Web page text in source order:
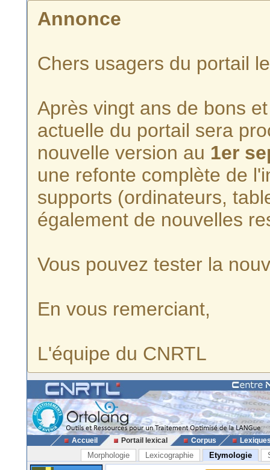
Annonce
Chers usagers du portail
Après vingt ans de bons
actuelle du portail sera
nouvelle version au 1er
une refonte complète de
supports (ordinateurs,
également de nouvelles
Vous pouvez tester la
En vous remerciant,
L'équipe du CNRTL
Accueil Portail lexical Corpus
Morphologie Lexicographie Etymologie